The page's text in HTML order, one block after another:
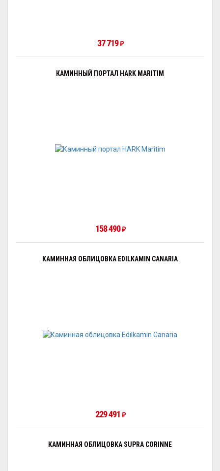
37 719₽
КАМИННЫЙ ПОРТАЛ HARK MARITIM
158 490₽
КАМИННАЯ ОБЛИЦОВКА EDILKAMIN CANARIA
229 491 ₽
КАМИННАЯ ОБЛИЦОВКА SUPRA CORINNE